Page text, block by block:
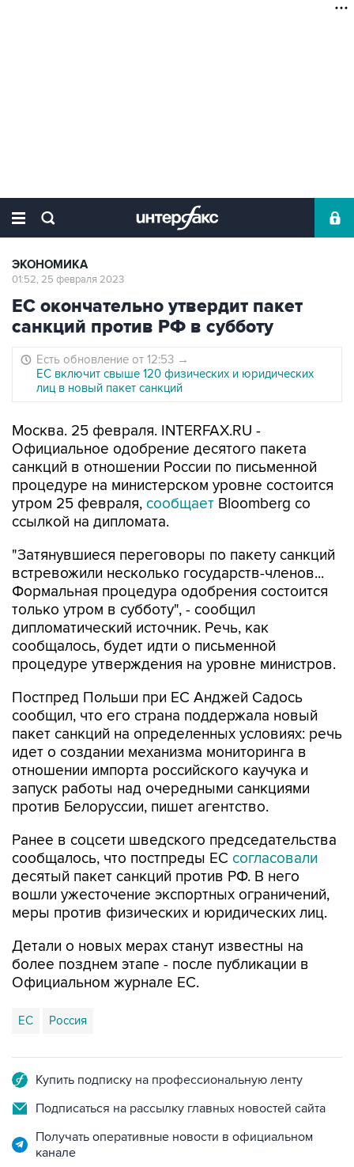
ЭКОНОМИКА
01:52, 25 февраля 2023
ЕС окончательно утвердит пакет
санкций против РФ в субботу
Есть обновление от 12:53 →
ЕС включит свыше 120 физических и юридических
лиц в новый пакет санкций
Москва. 25 февраля. INTERFAX.RU -
Официальное одобрение десятого пакета
санкций в отношении России по письменной
процедуре на министерском уровне состоится
утром 25 февраля, сообщает Bloomberg со
ссылкой на дипломата.
"Затянувшиеся переговоры по пакету санкций
встревожили несколько государств-членов...
Формальная процедура одобрения состоится
только утром в субботу", - сообщил
дипломатический источник. Речь, как
сообщалось, будет идти о письменной
процедуре утверждения на уровне министров.
Постпред Польши при ЕС Анджей Садось
сообщил, что его страна поддержала новый
пакет санкций на определенных условиях: речь
идет о создании механизма мониторинга в
отношении импорта российского каучука и
запуск работы над очередными санкциями
против Белоруссии, пишет агентство.
Ранее в соцсети шведского председательства
сообщалось, что постпреды ЕС согласовали
десятый пакет санкций против РФ. В него
вошли ужесточение экспортных ограничений,
меры против физических и юридических лиц.
Детали о новых мерах станут известны на
более позднем этапе - после публикации в
Официальном журнале ЕС.
ЕС Россия
Купить подписку на профессиональную ленту
Подписаться на рассылку главных новостей сайта
Получать оперативные новости в официальном
канале